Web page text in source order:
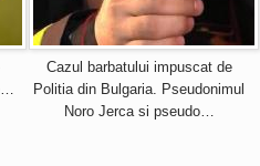
Cazul barbatului impuscat de
Politia din Bulgaria. Pseudonimul
Noro Jerca si pseudo…